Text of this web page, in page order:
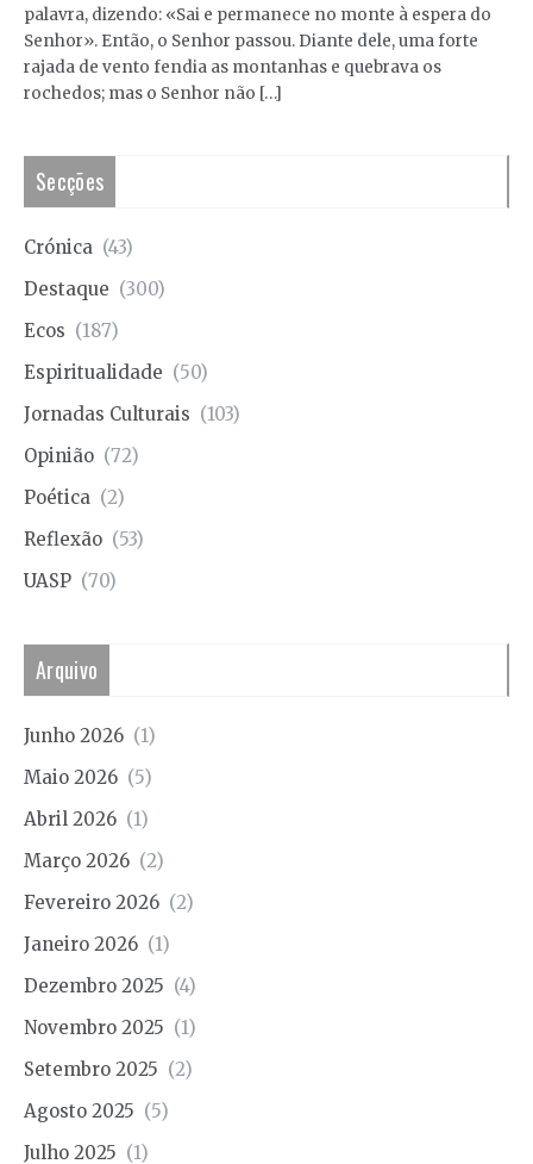
palavra, dizendo: «Sai e permanece no monte à espera do
Senhor». Então, o Senhor passou. Diante dele, uma forte
rajada de vento fendia as montanhas e quebrava os
rochedos; mas o Senhor não […]
Secções
Crónica (43)
Destaque (300)
Ecos (187)
Espiritualidade (50)
Jornadas Culturais (103)
Opinião (72)
Poética (2)
Reflexão (53)
UASP (70)
Arquivo
Junho 2026 (1)
Maio 2026 (5)
Abril 2026 (1)
Março 2026 (2)
Fevereiro 2026 (2)
Janeiro 2026 (1)
Dezembro 2025 (4)
Novembro 2025 (1)
Setembro 2025 (2)
Agosto 2025 (5)
Julho 2025 (1)